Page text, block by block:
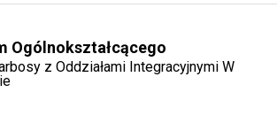
Ogólnokształcącego
z Oddziałami Integracyjnymi W